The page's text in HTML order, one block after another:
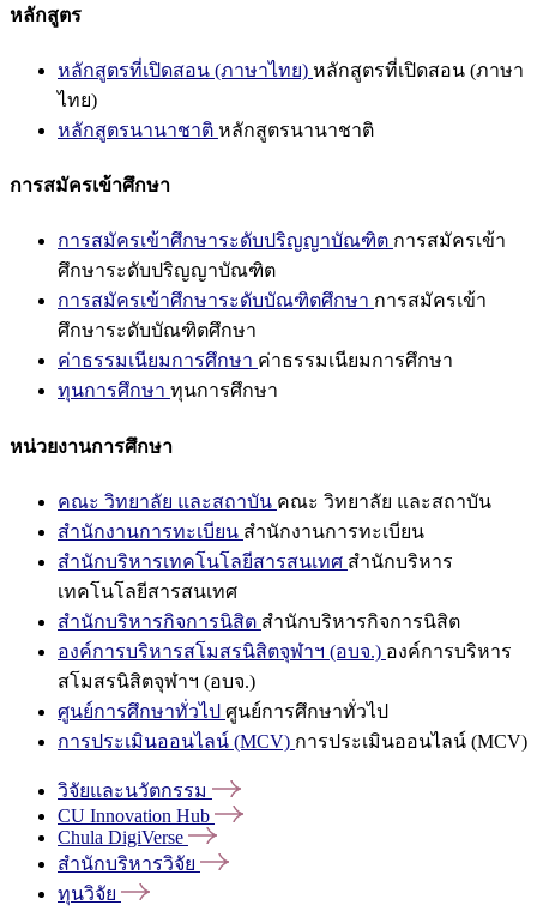
หลักสูตร
หลักสูตรที่เปิดสอน (ภาษาไทย) หลักสูตรที่เปิดสอน (ภาษา
ไทย)
หลักสูตรนานาชาติ หลักสูตรนานาชาติ
การสมัครเข้าศึกษา
การสมัครเข้าศึกษาระดับปริญญาบัณฑิต การสมัครเข้า
ศึกษาระดับปริญญาบัณฑิต
การสมัครเข้าศึกษาระดับบัณฑิตศึกษา การสมัครเข้า
ศึกษาระดับบัณฑิตศึกษา
ค่าธรรมเนียมการศึกษา ค่าธรรมเนียมการศึกษา
ทุนการศึกษา ทุนการศึกษา
หน่วยงานการศึกษา
คณะ วิทยาลัย และสถาบัน คณะ วิทยาลัย และสถาบัน
สำนักงานการทะเบียน สำนักงานการทะเบียน
สำนักบริหารเทคโนโลยีสารสนเทศ สำนักบริหาร
เทคโนโลยีสารสนเทศ
สำนักบริหารกิจการนิสิต สำนักบริหารกิจการนิสิต
องค์การบริหารสโมสรนิสิตจุฬาฯ (อบจ.) องค์การบริหาร
สโมสรนิสิตจุฬาฯ (อบจ.)
ศูนย์การศึกษาทั่วไป ศูนย์การศึกษาทั่วไป
การประเมินออนไลน์ (MCV) การประเมินออนไลน์ (MCV)
วิจัยและนวัตกรรม
CU Innovation Hub
Chula DigiVerse
สำนักบริหารวิจัย
ทุนวิจัย